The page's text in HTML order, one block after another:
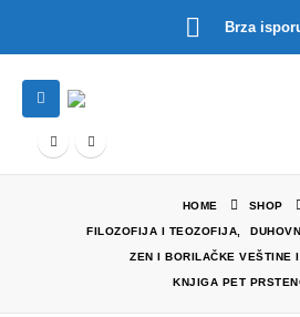
Brza
HOME SHOP
FILOZOFIJA I TEOZOFIJA
ZEN I BORILAČKE VEŠTINE
KNJIGA PET